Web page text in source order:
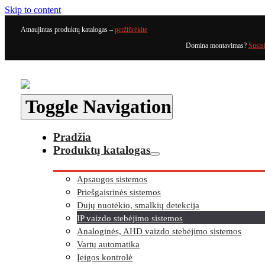
Skip to content
Atnaujintas produktų katalogas –peržiūrėkite
Domina montavimas?
Toggle Navigation
Pradžia
Produktų katalogas
Apsaugos sistemos
Priešgaisrinės sistemos
Dujų nuotėkio, smalkių detekcija
IP vaizdo stebėjimo sistemos
Analoginės, AHD vaizdo stebėjimo sistemos
Vartų automatika
Įeigos kontrolė